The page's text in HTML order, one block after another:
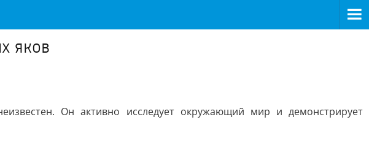
яков
Он активно исследует окружающий мир и демонстрирует